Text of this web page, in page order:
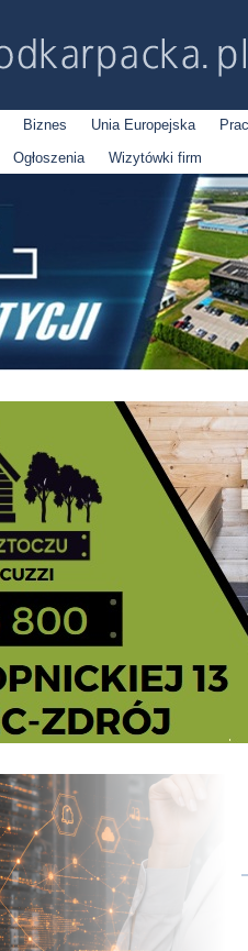
Biznes Unia Europejska
Ogłoszenia Wizytówki firm